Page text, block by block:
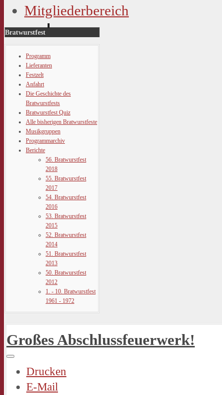
Mitgliederbereich
Bratwurstfest
Programm
Lieferanten
Festzelt
Anfahrt
Die Geschichte des
Bratwurstfests
Bratwurstfest Quiz
Alle bisherigen Bratwurstfeste
Musikgruppen
Programmarchiv
Berichte
56. Bratwurstfest
2018
55. Bratwurstfest
2017
54. Bratwurstfest
2016
53. Bratwurstfest
2015
52. Bratwurstfest
2014
51. Bratwurstfest
2013
50. Bratwurstfest
2012
1. - 10. Bratwurstfest
1961 - 1972
Großes Abschlussfeuerwerk!
Drucken
E-Mail